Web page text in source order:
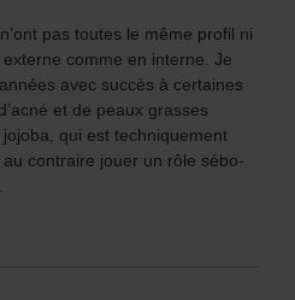
pas toutes le même profil ni
comme en interne. Je
avec succès à certaines
et de peaux grasses
jojoba, qui est techniquement
contraire jouer un rôle sébo-